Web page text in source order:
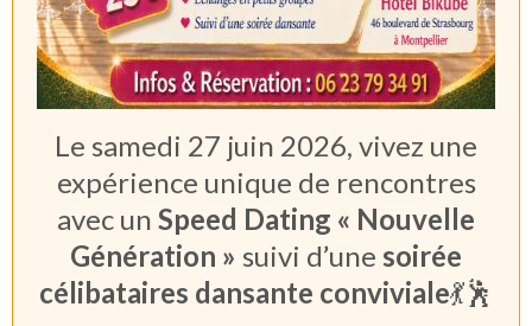
Le samedi 27 juin 2026, vivez une
expérience unique de rencontres
avec un Speed Dating « Nouvelle
Génération » suivi d’une soirée
célibataires dansante conviviale💃🕺